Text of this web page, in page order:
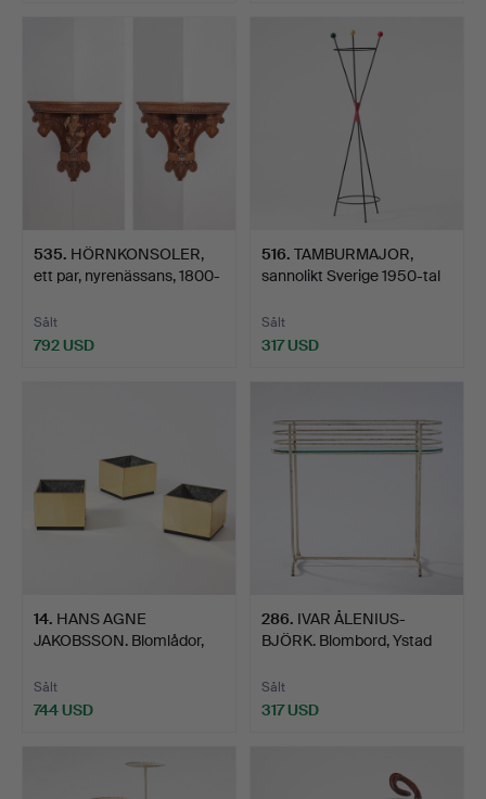
535. HÖRNKONSOLER,
ett par, nyrenässans, 1800-
Sålt
792 USD
516. TAMBURMAJOR,
sannolikt Sverige 1950-tal
Sålt
317 USD
14. HANS AGNE
JAKOBSSON. Blomlådor,
Sålt
744 USD
286. IVAR ÅLENIUS-
BJÖRK. Blombord, Ystad
Sålt
317 USD